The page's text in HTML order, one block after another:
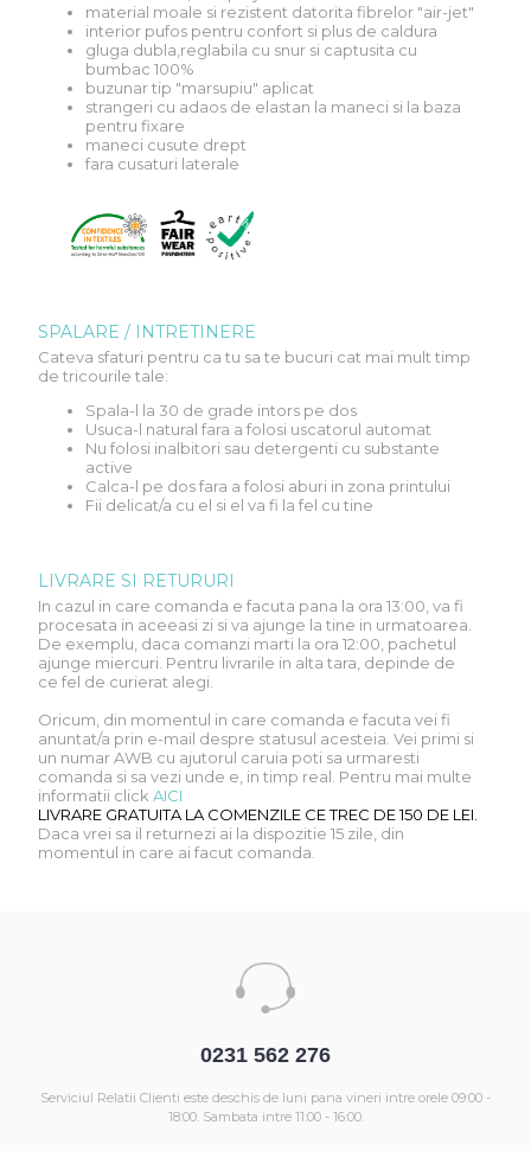
material moale si rezistent datorita fibrelor "air-jet"
interior pufos pentru confort si plus de caldura
gluga dubla,reglabila cu snur si captusita cu
bumbac 100%
buzunar tip "marsupiu" aplicat
strangeri cu adaos de elastan la maneci si la baza
pentru fixare
maneci cusute drept
fara cusaturi laterale
SPALARE / INTRETINERE
Cateva sfaturi pentru ca tu sa te bucuri cat mai mult timp
de tricourile tale:
Spala-l la 30 de grade intors pe dos
Usuca-l natural fara a folosi uscatorul automat
Nu folosi inalbitori sau detergenti cu substante
active
Calca-l pe dos fara a folosi aburi in zona printului
Fii delicat/a cu el si el va fi la fel cu tine
LIVRARE SI RETURURI
In cazul in care comanda e facuta pana la ora 13:00, va fi
procesata in aceeasi zi si va ajunge la tine in urmatoarea.
De exemplu, daca comanzi marti la ora 12:00, pachetul
ajunge miercuri. Pentru livrarile in alta tara, depinde de
ce fel de curierat alegi.
Oricum, din momentul in care comanda e facuta vei fi
anuntat/a prin e-mail despre statusul acesteia. Vei primi si
un numar AWB cu ajutorul caruia poti sa urmaresti
comanda si sa vezi unde e, in timp real. Pentru mai multe
informatii click AICI
LIVRARE GRATUITA LA COMENZILE CE TREC DE 150 DE LEI.
Daca vrei sa il returnezi ai la dispozitie 15 zile, din
momentul in care ai facut comanda.
0231 562 276
Serviciul Relatii Clienti este deschis de luni pana vineri intre orele 09:00 -
18:00. Sambata intre 11:00 - 16:00.